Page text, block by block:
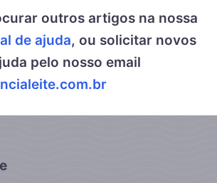
outros artigos na nossa
de ajuda, ou solicitar novos
pelo nosso email